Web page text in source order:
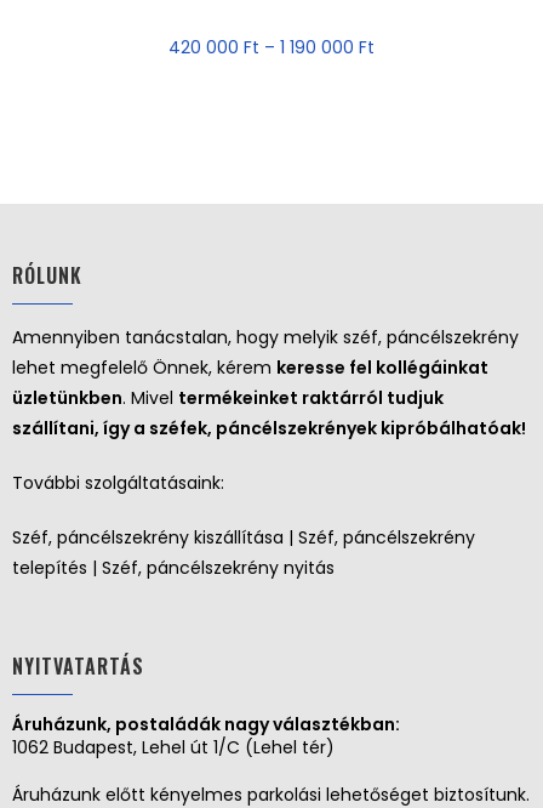
420 000 Ft – 1 190 000 Ft
RÓLUNK
Amennyiben tanácstalan, hogy melyik széf, páncélszekrény
lehet megfelelő Önnek, kérem keresse fel kollégáinkat
üzletünkben. Mivel termékeinket raktárról tudjuk
szállítani, így a széfek, páncélszekrények kipróbálhatóak!
További szolgáltatásaink:
Széf, páncélszekrény kiszállítása | Széf, páncélszekrény
telepítés | Széf, páncélszekrény nyitás
NYITVATARTÁS
Áruházunk, postaládák nagy választékban:
1062 Budapest, Lehel út 1/C (Lehel tér)
Áruházunk előtt kényelmes parkolási lehetőséget biztosítunk.